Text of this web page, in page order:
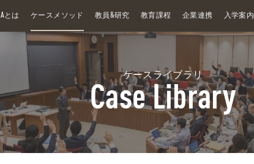
とは ケースメソッド 教員&研究 教育課程 企業連携 入学案内
ケースライブラリ
Case Library